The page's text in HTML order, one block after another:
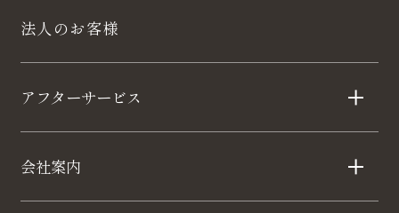
法人のお客様
アフターサービス
会社案内